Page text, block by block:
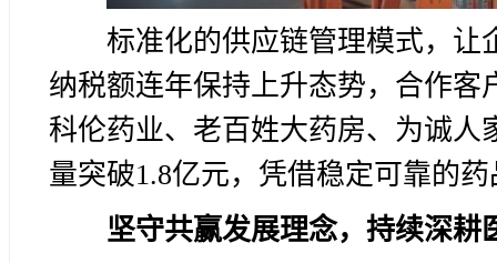
标准化的供应链管理模式，让
纳税额连年保持上升态势，合作
科伦药业、老百姓大药房、为诚
量突破1.8亿元，凭借稳定可靠的
坚守共赢发展理念，持续深耕